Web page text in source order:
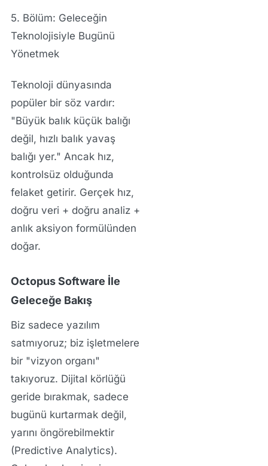
5. Bölüm: Geleceğin
Teknolojisiyle Bugünü
Yönetmek
Teknoloji dünyasında
popüler bir söz vardır:
"Büyük balık küçük balığı
değil, hızlı balık yavaş
balığı yer." Ancak hız,
kontrolsüz olduğunda
felaket getirir. Gerçek hız,
doğru veri + doğru analiz +
anlık aksiyon formülünden
doğar.
Octopus Software İle
Geleceğe Bakış
Biz sadece yazılım
satmıyoruz; biz işletmelere
bir "vizyon organı"
takıyoruz. Dijital körlüğü
geride bırakmak, sadece
bugünü kurtarmak değil,
yarını öngörebilmektir
(Predictive Analytics).